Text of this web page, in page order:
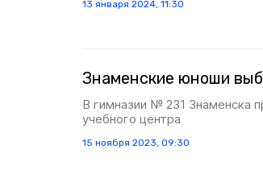
13 января 2024, 11:30
Знаменские юноши
В гимназии № 231 Знаменска
учебного центра
15 ноября 2023, 09:30